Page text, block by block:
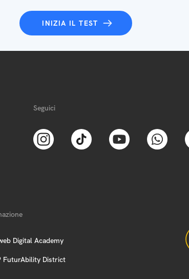
INIZIA IL TEST
Seguici
Digital Academy
FuturAbility District